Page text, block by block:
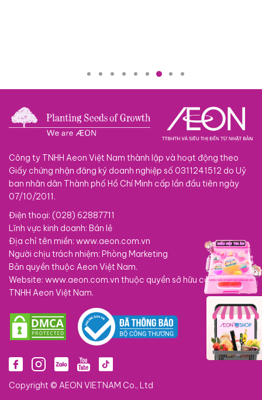
Công ty TNHH Aeon Việt Nam thành lập và hoạt động theo
Giấy chứng nhận đăng ký doanh nghiệp số 0311241512 do Uỷ
ban nhân dân Thành phố Hồ Chí Minh cấp lần đầu tiên ngày
07/10/2011.
Điện thoại: (028) 62887711
Lĩnh vực kinh doanh: Bán lẻ
Địa chỉ tên miền: www.aeon.com.vn
Người chịu trách nhiệm: Phòng Marketing
Bản quyền thuộc Aeon Việt Nam.
Website: www.aeon.com.vn thuộc quyền sở hữu của Công ty
TNHH Aeon Việt Nam.
Copyright © AEON VIETNAM Co., Ltd